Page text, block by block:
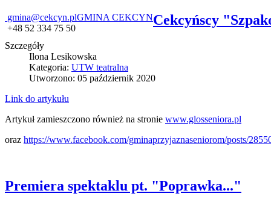
gmina@cekcyn.pl
+48 52 334 75 50
GMINA CEKCYNCekcyńscy
Szczegóły
Ilona Lesikowska
Kategoria: UTW teatralna
Utworzono: 05 październik 2020
Link do artykułu
Artykuł zamieszczono również na stronie www.glosseniora.pl
oraz https://www.facebook.com/gminaprzyjaznaseniorom/posts/
Premiera spektaklu pt. "Poprawka..."